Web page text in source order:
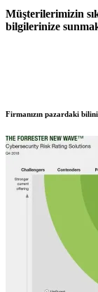
Müşterilerimizin
bilgilerinize
Firmanızın pazardaki